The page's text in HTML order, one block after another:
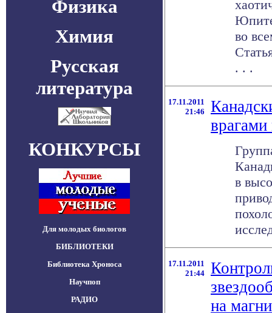
Физика
Химия
Русская
литература
КОНКУРСЫ
Для молодых биологов
БИБЛИОТЕКИ
Библиотека Хроноса
Научпоп
РАДИО
во
. . .
17.11.2011
21:46
врагами
в
17.11.2011
21:44
на